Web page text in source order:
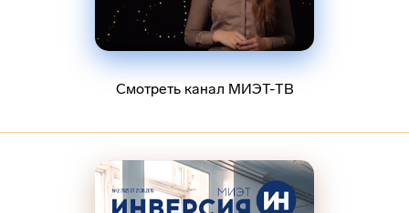
Смотреть канал МИЭТ-ТВ